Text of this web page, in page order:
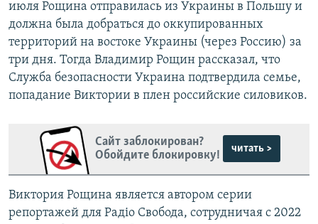
июля Рощина отправилась из Украины в Польшу и
должна была добраться до оккупированных
территорий на востоке Украины (через Россию) за
три дня. Тогда Владимир Рощин рассказал, что
Служба безопасности Украина подтвердила семье,
попадание Виктории в плен российские силовиков.
Сайт заблокирован?
Обойдите блокировку!
читать >
Виктория Рощина является автором серии
репортажей для Радіо Свобода, сотрудничая с 2022